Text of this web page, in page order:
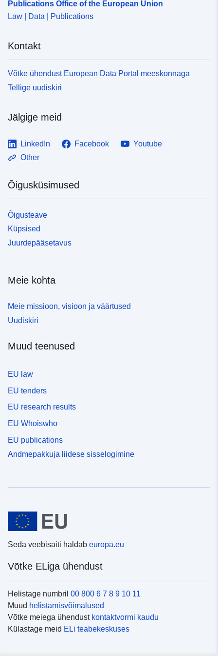
Publications Office of the European Union
Law | Data | Publications
Kontakt
Võtke ühendust European Data Portal meeskonnaga
Tellige uudiskiri
Jälgige meid
LinkedIn Facebook
Youtube
Other
Õigusküsimused
Õigusteave
Küpsised
Juurdepääsetavus
Meie kohta
Meie missioon, visioon ja väärtused
Uudiskiri
Muud teenused
EU law
EU tenders
EU research results
EU Whoiswho
EU publications
Andmepakkuja liidese sisselogimine
Seda veebisaiti haldab europa.eu
Võtke ELiga ühendust
Helistage numbril 00 800 6 7 8 9 10 11
Muud helistamisvõimalused
Võtke meiega ühendust kontaktvormi kaudu
Külastage meid ELi teabekeskuses